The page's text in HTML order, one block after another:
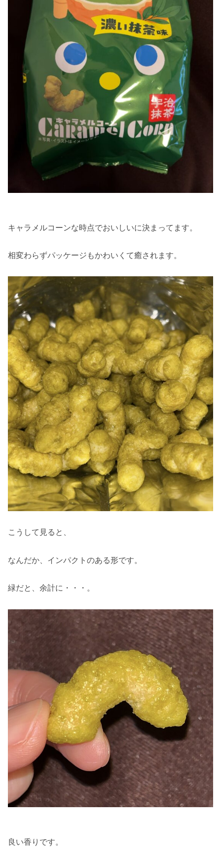
キャラメルコーンな時点でおいしいに決まってます。
相変わらずパッケージもかわいくて癒されます。
こうして見ると、
なんだか、インパクトのある形です。
緑だと、余計に・・・。
良い香りです。